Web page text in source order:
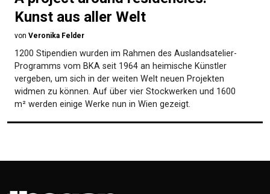
Kunst aus aller Welt
von Veronika Felder
1200 Stipendien wurden im Rahmen des Auslandsatelier-
Programms vom BKA seit 1964 an heimische Künstler
vergeben, um sich in der weiten Welt neuen Projekten
widmen zu können. Auf über vier Stockwerken und 1600
m² werden einige Werke nun in Wien gezeigt.